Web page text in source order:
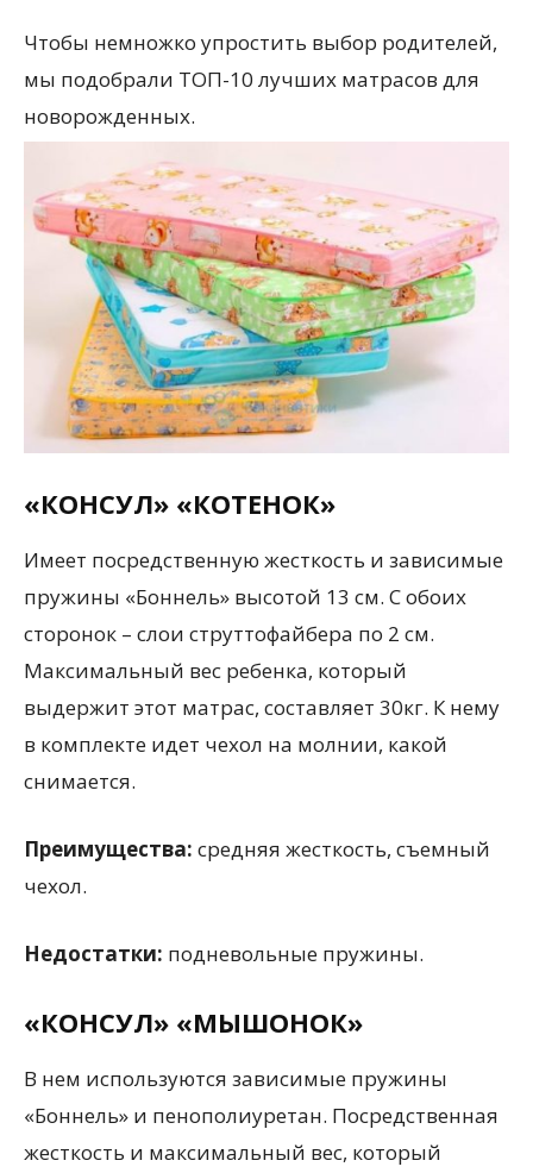
Чтобы немножко упростить выбор родителей,
мы подобрали ТОП-10 лучших матрасов для
новорожденных.
«КОНСУЛ» «КОТЕНОК»
Имеет посредственную жесткость и зависимые
пружины «Боннель» высотой 13 см. С обоих
сторонок – слои струттофайбера по 2 см.
Максимальный вес ребенка, который
выдержит этот матрас, составляет 30кг. К нему
в комплекте идет чехол на молнии, какой
снимается.
Преимущества: средняя жесткость, съемный
чехол.
Недостатки: подневольные пружины.
«КОНСУЛ» «МЫШОНОК»
В нем используются зависимые пружины
«Боннель» и пенополиуретан. Посредственная
жесткость и максимальный вес, который